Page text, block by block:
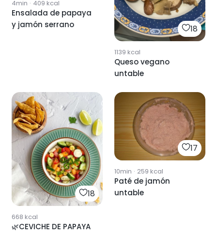
4min · 409 kcal
Ensalada de papaya
y jamón serrano
18
1139 kcal
Queso vegano
untable
18
668 kcal
🌿CEVICHE DE PAPAYA
17
10min · 259 kcal
Paté de jamón
untable